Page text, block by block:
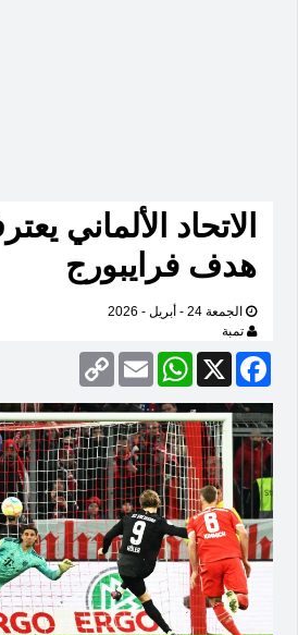
الاتحاد الألماني
هدف فرايبورج
الجمعة 24 - أبريل - 2026
تمبة
Facebook
X
WhatsApp
Email
Copy
Link